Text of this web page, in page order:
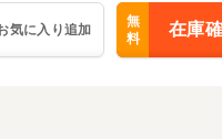
気に入り追加
無
料
在庫